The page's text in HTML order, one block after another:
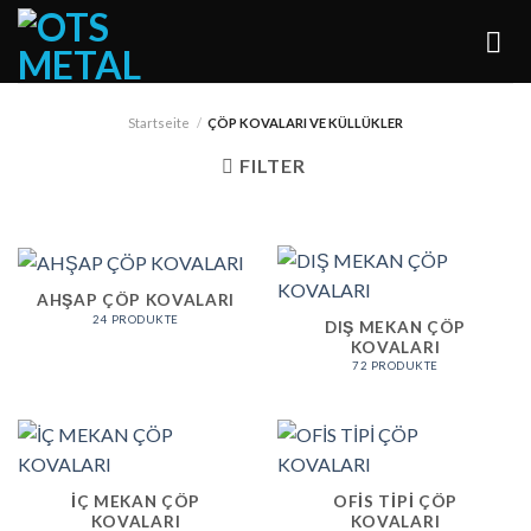
Skip
content
Startseite / ÇÖP KOVALARI VE KÜLLÜKLER
FILTER
AHŞAP ÇÖP KOVALARI
24 PRODUKTE
DIŞ MEKAN ÇÖP
KOVALARI
72 PRODUKTE
İÇ MEKAN ÇÖP
KOVALARI
OFİS TİPİ ÇÖP
KOVALARI